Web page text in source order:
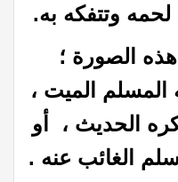
وتتفكه به.
الصورة ؛
الميت ،
الحديث ، أو
الغائب عنه .